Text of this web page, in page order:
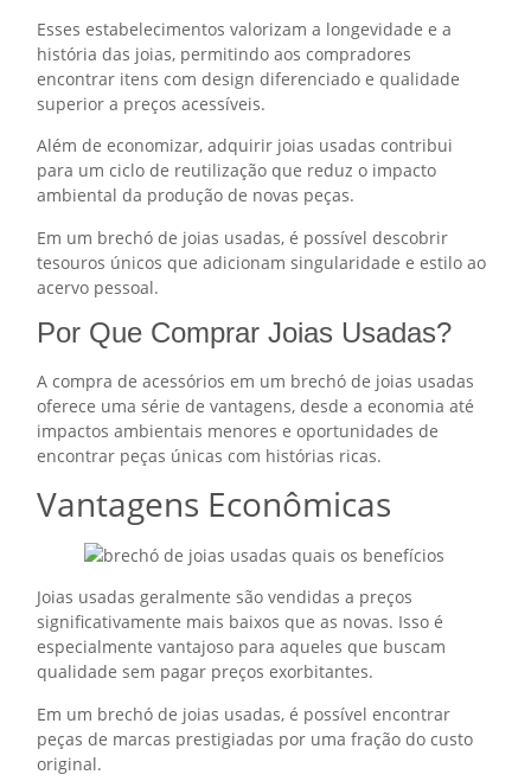
Esses estabelecimentos valorizam a longevidade e a
história das joias, permitindo aos compradores
encontrar itens com design diferenciado e qualidade
superior a preços acessíveis.
Além de economizar, adquirir joias usadas contribui
para um ciclo de reutilização que reduz o impacto
ambiental da produção de novas peças.
Em um brechó de joias usadas, é possível descobrir
tesouros únicos que adicionam singularidade e estilo ao
acervo pessoal.
Por Que Comprar Joias Usadas?
A compra de acessórios em um brechó de joias usadas
oferece uma série de vantagens, desde a economia até
impactos ambientais menores e oportunidades de
encontrar peças únicas com histórias ricas.
Vantagens Econômicas
Joias usadas geralmente são vendidas a preços
significativamente mais baixos que as novas. Isso é
especialmente vantajoso para aqueles que buscam
qualidade sem pagar preços exorbitantes.
Em um brechó de joias usadas, é possível encontrar
peças de marcas prestigiadas por uma fração do custo
original.